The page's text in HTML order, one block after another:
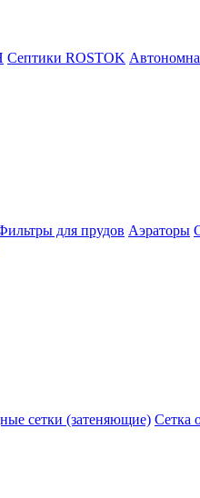
Септики ROSTOK
для прудов Аэраторы
сетки (затеняющие) Сетка